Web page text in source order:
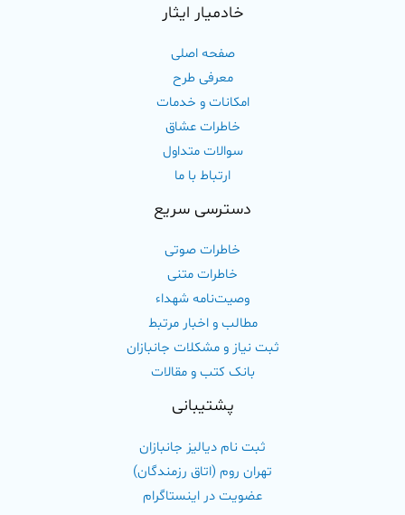
خادمیار ایثار
صفحه اصلی
معرفی طرح
امکانات و خدمات
خاطرات عشاق
سوالات متداول
ارتباط با ما
دسترسی سریع
خاطرات صوتی
خاطرات متنی
وصیت‌نامه شهداء
مطالب و اخبار مرتبط
ثبت نیاز و مشکلات جانبازان
بانک کتب و مقالات
پشتیبانی
ثبت نام دیالیز جانبازان
تهران روم (اتاق رزمندگان)
عضویت در اینستاگرام